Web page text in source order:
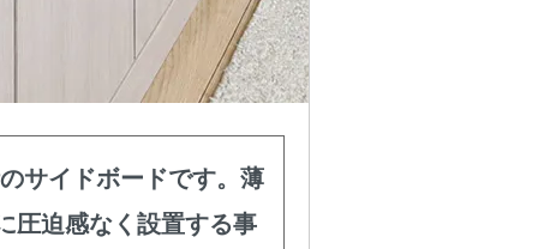
サイドボードです。薄
圧迫感なく設置する事